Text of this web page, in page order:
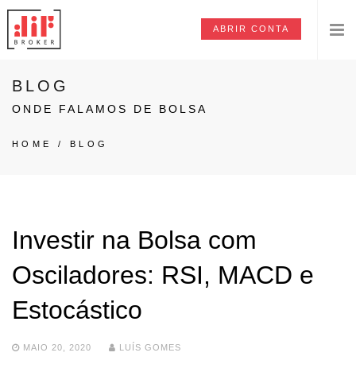
ABRIR CONTA
BLOG
ONDE FALAMOS DE BOLSA
HOME / BLOG
Investir na Bolsa com
Osciladores: RSI, MACD e
Estocástico
MAIO 20, 2020 LUÍS GOMES